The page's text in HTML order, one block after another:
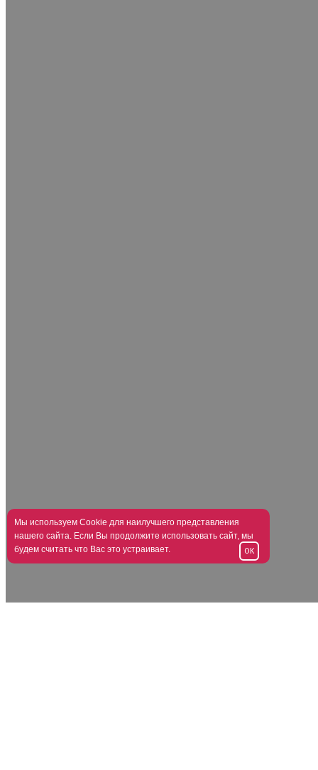
Мы используем Cookie для наилучшего представления
нашего сайта. Если Вы продолжите использовать сайт, мы
будем считать что Вас это устраивает.
OK